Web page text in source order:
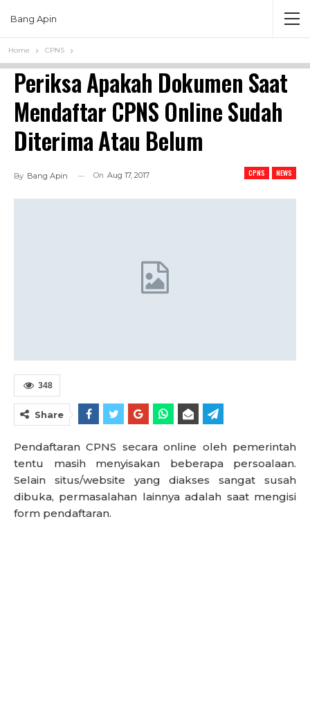
Bang Apin
Home CPNS
Periksa Apakah Dokumen Saat
Mendaftar CPNS Online Sudah
Diterima Atau Belum
CPNS NEWS
By Bang Apin On Aug 17, 2017
348
Share
Pendaftaran CPNS secara online oleh pemerintah
tentu masih menyisakan beberapa persoalaan.
Selain situs/website yang diakses sangat susah
dibuka, permasalahan lainnya adalah saat mengisi
form pendaftaran.